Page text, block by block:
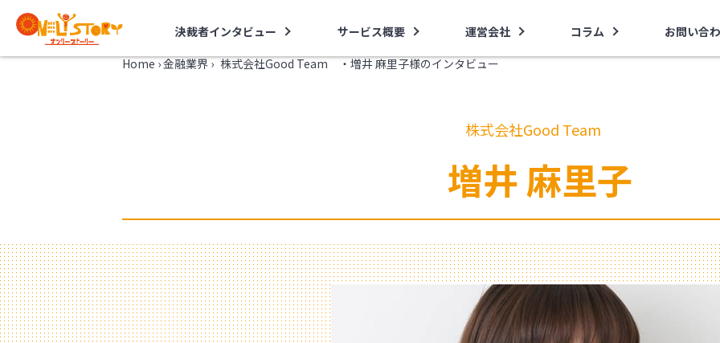
決裁者インタビュー サービス概要 運営会社 コラム お問い合
Home ›金融業界 › 株式会社Good Team ・増井 麻里子様のインタビュー
株式会社Good Team
増井 麻里子